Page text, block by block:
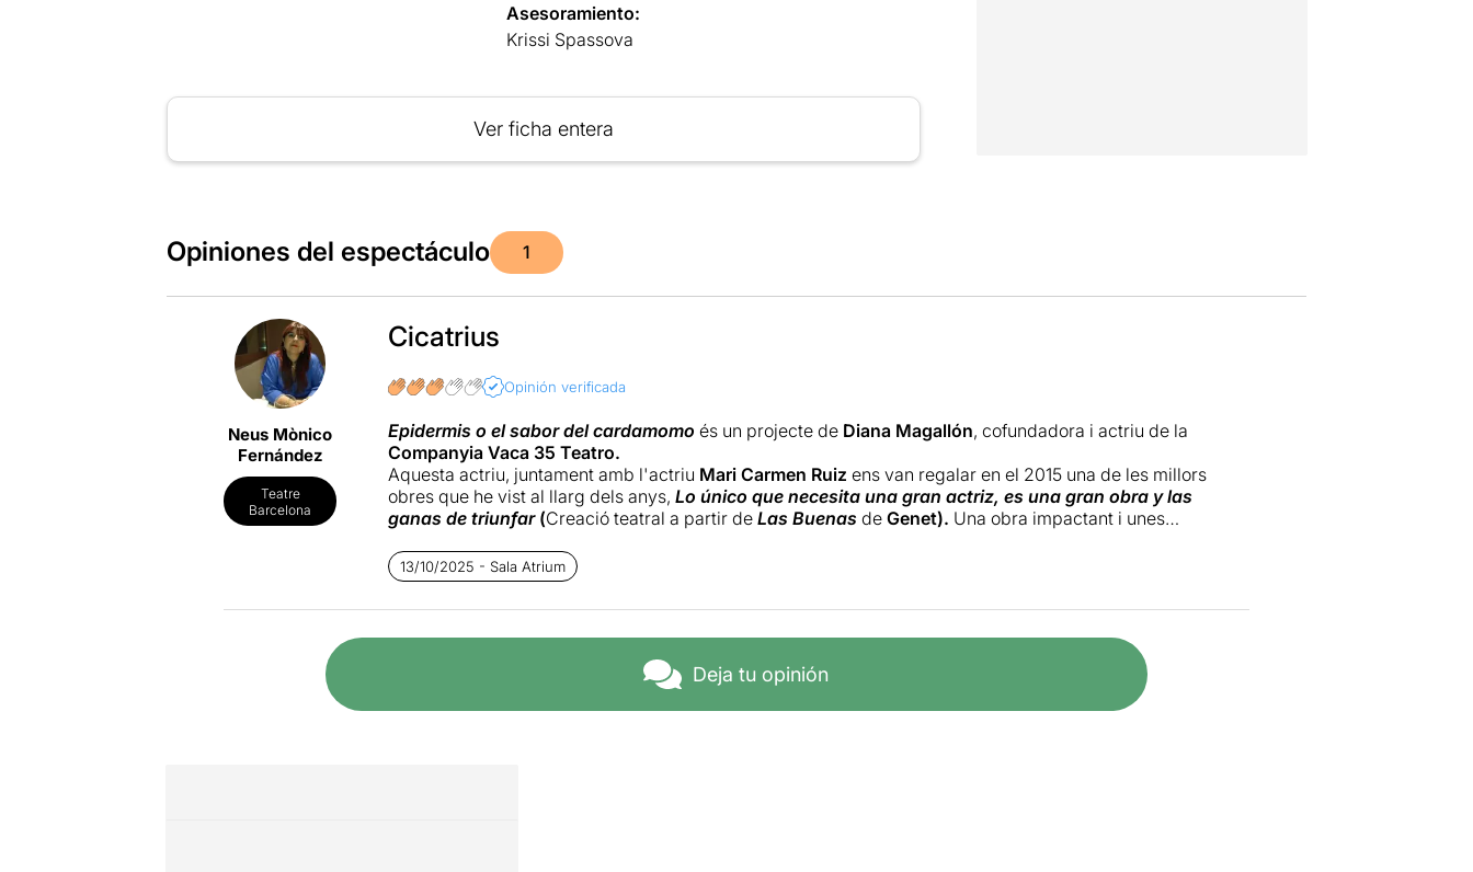
Asesoramiento:
Krissi Spassova
Ver ficha entera
Opiniones del espectáculo 1
Neus Mònico
Fernández
Teatre
Barcelona
Cicatrius
Opinión verificada
Epidermis o el sabor del cardamomo és un projecte de Diana Magallón, cofundadora i actriu de la
Companyia Vaca 35 Teatro.
Aquesta actriu, juntament amb l'actriu Mari Carmen Ruiz ens van regalar en el 2015 una de les millors
obres que he vist al llarg dels anys, Lo único que necesita una gran actriz, es una gran obra y las
ganas de triunfar(Creació teatral a partir de Las Buenas deGenet). Una obra impactant i unes
Aquesta peça escènica, que ella mateixa dirigeix i interpreta, creat des del teatre documental-
autobiogràfic, és la culminació d'una recerca personal i profunda de l’autora sobre les malalties
Epidermis o el sabor del cardamomo
consta de dues parts. La física i la personal.
Part I:Cárdamo. El áxis del cuerpo
13/10/2025 - Sala Atrium
Deja tu opinión